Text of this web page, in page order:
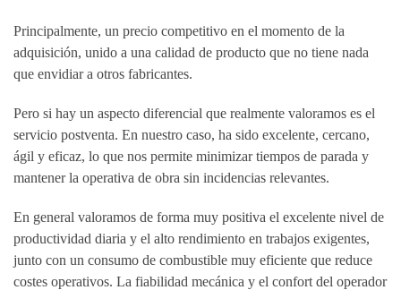
Principalmente, un precio competitivo en el momento de la
adquisición, unido a una calidad de producto que no tiene nada
que envidiar a otros fabricantes.
Pero si hay un aspecto diferencial que realmente valoramos es el
servicio postventa. En nuestro caso, ha sido excelente, cercano,
ágil y eficaz, lo que nos permite minimizar tiempos de parada y
mantener la operativa de obra sin incidencias relevantes.
En general valoramos de forma muy positiva el excelente nivel de
productividad diaria y el alto rendimiento en trabajos exigentes,
junto con un consumo de combustible muy eficiente que reduce
costes operativos. La fiabilidad mecánica y el confort del operador